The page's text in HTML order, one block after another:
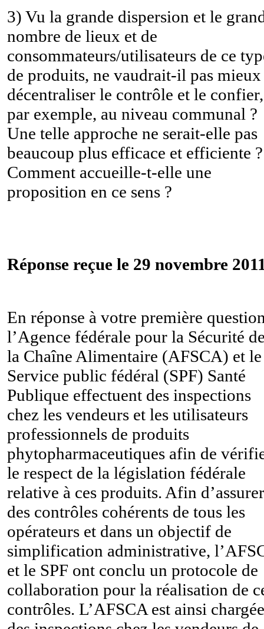
3) Vu la grande dispersion et le
nombre de lieux et de
consommateurs/utilisateurs de ce
de produits, ne vaudrait-il pas mieux
décentraliser le contrôle et le confier,
par exemple, au niveau communal ?
Une telle approche ne serait-elle pas
beaucoup plus efficace et efficiente ?
Comment accueille-t-elle une
proposition en ce sens ?
Réponse reçue le 29 novembre
En réponse à votre première
l’Agence fédérale pour la Sécurité
la Chaîne Alimentaire (AFSCA) et le
Service public fédéral (SPF) Santé
Publique effectuent des inspections
chez les vendeurs et les utilisateurs
professionnels de produits
phytopharmaceutiques afin de
le respect de la législation fédérale
relative à ces produits. Afin d’assurer
des contrôles cohérents de tous les
opérateurs et dans un objectif de
simplification administrative,
et le SPF ont conclu un protocole de
collaboration pour la réalisation de
contrôles. L’AFSCA est ainsi chargée